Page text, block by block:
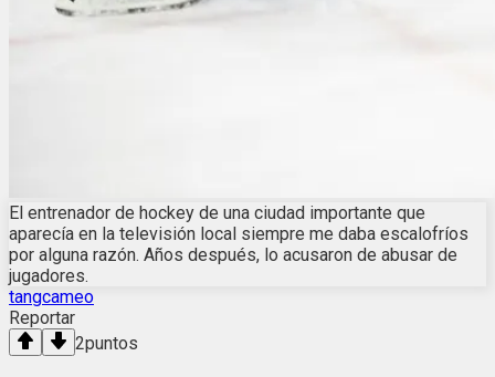
El entrenador de hockey de una ciudad importante que
aparecía en la televisión local siempre me daba escalofríos
por alguna razón. Años después, lo acusaron de abusar de
jugadores.
tangcameo
Reportar
2puntos